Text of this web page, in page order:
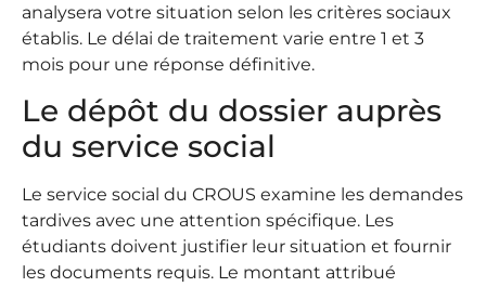
analysera votre situation selon les critères sociaux
établis. Le délai de traitement varie entre 1 et 3
mois pour une réponse définitive.
Le dépôt du dossier auprès
du service social
Le service social du CROUS examine les demandes
tardives avec une attention spécifique. Les
étudiants doivent justifier leur situation et fournir
les documents requis. Le montant attribué